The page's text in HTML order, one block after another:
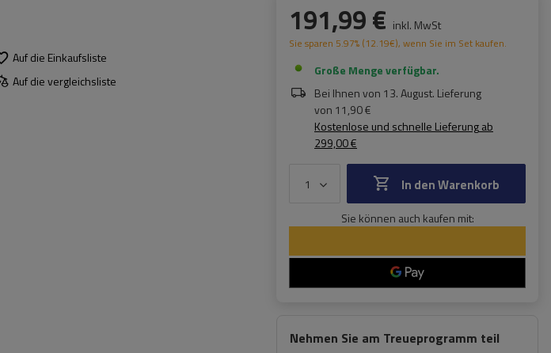
Auf die Einkaufsliste
Auf die vergleichsliste
191,99 € inkl. MwSt
Sie sparen 5.97% (12.19€), wenn Sie im Set kaufen.
Große Menge verfügbar
Bei Ihnen von 13. August. Lieferung
von 11,90 €
Kostenlose und schnelle Lieferungab
299,00 €
In den Warenkorb
Sie können auch kaufen mit:
Nehmen Sie am Treueprogramm teil